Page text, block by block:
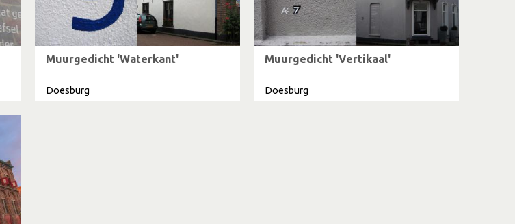
Muurgedicht 'Waterkant'
Doesburg
Muurgedicht 'Vertikaal'
Doesburg